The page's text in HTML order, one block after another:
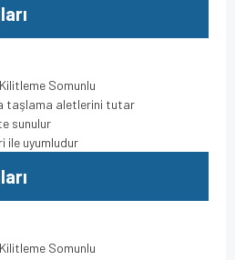
Somunlu
taşlama aletlerini tutar
sunulur
ile uyumludur
Somunlu